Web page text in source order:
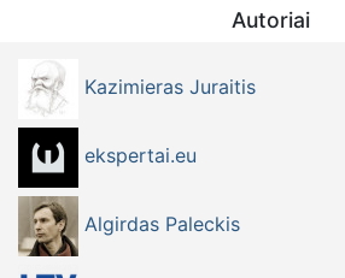
Autoriai
Kazimieras Juraitis
ekspertai.eu
Algirdas Paleckis